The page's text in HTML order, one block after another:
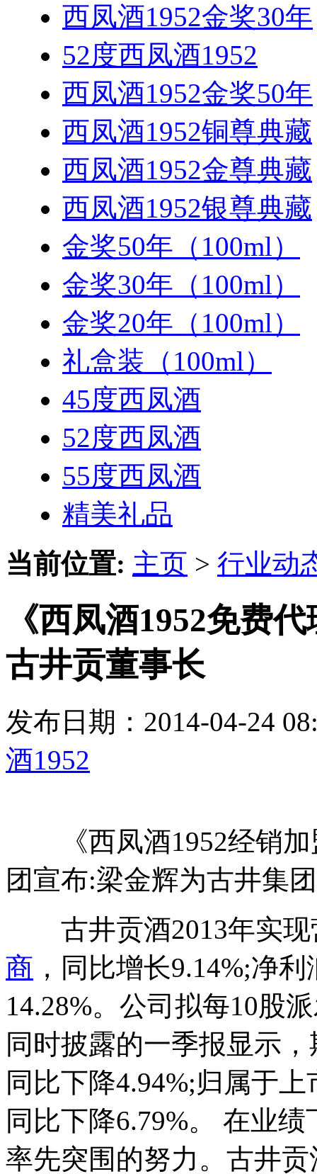
西凤酒1952金奖30年
52度西凤酒1952
西凤酒1952金奖50年
西凤酒1952铜尊典藏
西凤酒1952金尊典藏
西凤酒1952银尊典藏
金奖50年（100ml）
金奖30年（100ml）
金奖20年（100ml）
礼盒装（100ml）
45度西凤酒
52度西凤酒
55度西凤酒
精美礼品
当前位置: 主页 > 行业动
《西凤酒1952免费
古井贡董事长
发布日期：2014-04-24
酒1952
《西凤酒1952经销加
团宣布:梁金辉为古井集
古井贡酒2013年实现
商 ，同比增长9.14%;净
14.28%。公司拟每10股
同时披露的一季报显示
同比下降4.94%;归属于
同比下降6.79%。 在业
率先突围的努力。古井